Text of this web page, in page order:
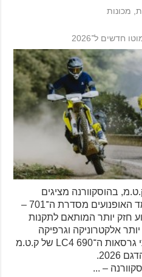
מכונות
בהוסקוורנה מציגים
בהתאם דגמים מעודכנים לצמד האופנועים מסדרת ה־701 –
חזק יותר המותאם לתקנות
אלקטרוניקה וגרפיקה
עדכנית. בחודש שעבר זכו שתי גרסאות ה־LC4 690 של ק.ט.מ
בעדכונים משמעותיים לשנת הדגם 2026.
– ...